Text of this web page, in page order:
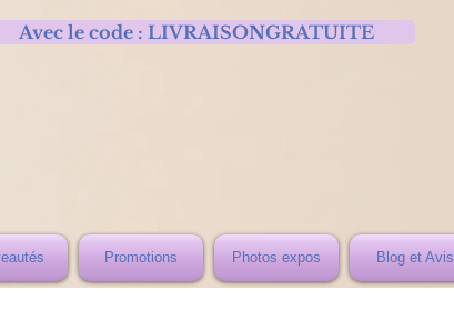
Avec le code : LIVRAISONGRATUITE
Promotions Photos expos Blog et Avis